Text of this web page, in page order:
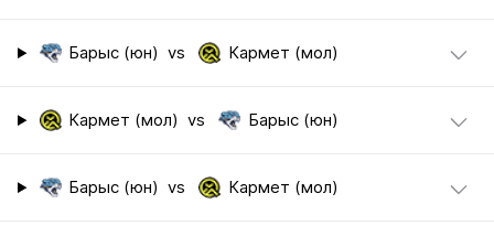
Барыс (юн) vs Кармет (мол)
Кармет (мол) vs Барыс (юн)
Барыс (юн) vs Кармет (мол)